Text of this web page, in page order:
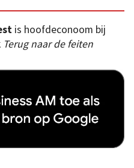
is hoofdeconoom bij
Terug naar de feiten